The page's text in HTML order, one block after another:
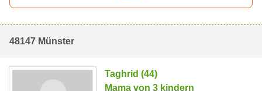
48147 Münster
Taghrid (44)
Mama von 3 kindern